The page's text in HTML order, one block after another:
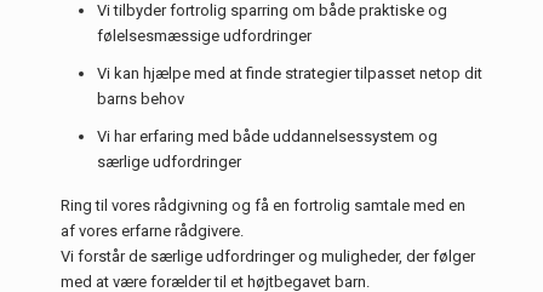
Vi tilbyder fortrolig sparring om både praktiske og
følelsesmæssige udfordringer
Vi kan hjælpe med at finde strategier tilpasset netop dit
barns behov
Vi har erfaring med både uddannelsessystem og
særlige udfordringer
Ring til vores rådgivning og få en fortrolig samtale med en
af vores erfarne rådgivere.
Vi forstår de særlige udfordringer og muligheder, der følger
med at være forælder til et højtbegavet barn.